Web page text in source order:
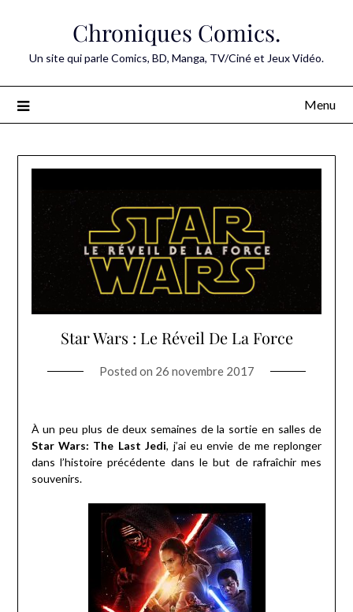
Chroniques Comics.
Un site qui parle Comics, BD, Manga, TV/Ciné et Jeux Vidéo.
Menu
Star Wars : Le Réveil De La Force
Posted on 26 novembre 2017
À un peu plus de deux semaines de la sortie en salles de
Star Wars: The Last Jedi, j’ai eu envie de me replonger
dans l’histoire précédente dans le but de rafraîchir mes
souvenirs.